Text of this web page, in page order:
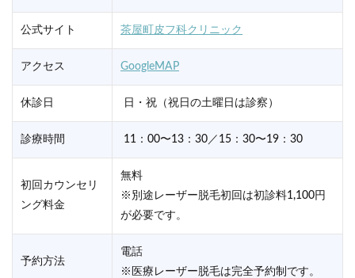
公式サイト 茶屋町皮フ科クリニック
アクセス GoogleMAP
休診日 日・祝（祝日の土曜日は診察）
診療時間 11：00〜13：30／15：30〜19：30
初回カウンセリ
ング料金
無料
※別途レーザー脱毛初回は初診料1,100円
が必要です。
予約方法
電話
※医療レーザー脱毛は完全予約制です。